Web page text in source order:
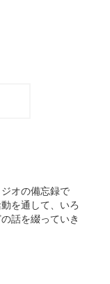
オの備忘録で
を通して、いろ
話を綴っていき